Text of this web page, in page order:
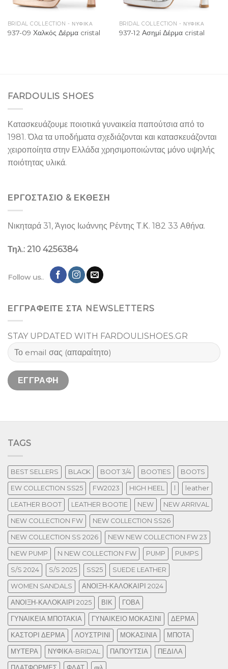
BRIDAL COLLECTION - ΝΥΦΙΚΑ
937-09 Χαλκός Δέρμα cristal
BRIDAL COLLECTION - ΝΥΦΙΚΑ
937-12 Ασημί Δέρμα cristal
FARDOULIS SHOES
Κατασκευάζουμε ποιοτικά γυναικεία παπούτσια από το
1981. Όλα τα υποδήματα σχεδιάζονται και κατασκευάζονται
χειροποίητα στην Ελλάδα χρησιμοποιώντας μόνο υψηλής
ποιότητας υλικά.
ΕΡΓΟΣΤΑΣΙΌ & ΕΚΘΕΣΉ
Νικηταρά 31, Άγιος Ιωάννης Ρέντης Τ.Κ. 182 33 Αθήνα.
Τηλ.: 210 4256384
Follow us..
ΕΓΓΡΑΦΕΙΤΕ ΣΤΑ NEWSLETTERS
STAY UPDATED WITH FARDOULISHOES.GR
TAGS
BEST SELLERS BLACK BOOT 3/4 BOOTIES BOOTS
EW COLLECTION SS25 FW2023 HIGH HEEL l leather
LEATHER BOOT LEATHER BOOTIE NEW NEW ARRIVAL
NEW COLLECTION FW NEW COLLECTION SS26
NEW COLLECTION SS 2026 NEW NEW COLLECTION FW 23
NEW PUMP N NEW COLLECTION FW PUMP PUMPS
S/S 2024 S/S 2025 SS25 SUEDE LEATHER
WOMEN SANDALS ΑΝΟΙΞΗ-ΚΑΛΟΚΑΙΡΙ 2024
ΑΝΟΙΞΗ-ΚΑΛΟΚΑΙΡΙ 2025 ΒΙΚ ΓΟΒΑ
ΓΥΝΑΙΚΕΙΑ ΜΠΟΤΑΚΙΑ ΓΥΝΑΙΚΕΙΟ ΜΟΚΑΣΙΝΙ ΔΕΡΜΑ
ΚΑΣΤΟΡΙ ΔΕΡΜΑ ΛΟΥΣΤΡΙΝΙ ΜΟΚΑΣΙΝΙΑ ΜΠΟΤΑ
ΜΥΤΕΡΑ ΝΥΦΙΚΑ-BRIDAL ΠΑΠΟΥΤΣΙΑ ΠΕΔΙΛΑ